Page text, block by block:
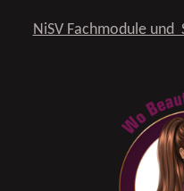
NiSV Fachmodule